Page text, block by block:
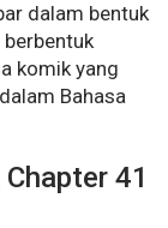
dalam bentuk
komik yang
Bahasa
41